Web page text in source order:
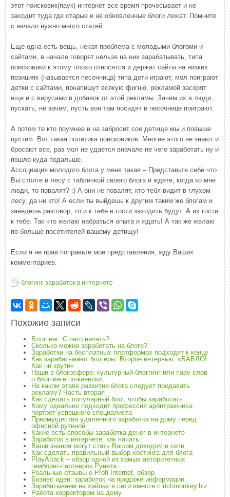
этот поисковик(паук) интернет все время прочесывает и не
заходит туда где старые и не обновленные блоги лежат. Помните
с начало нужно много статей.
Еще одна есть вещь, некая проблема с молодыми блогоми и
сайтами, в начале говорят нельзя на них зарабатывать, типа
поисковики к этому плохо относятся и держат сайты на низких
позициях (называется песочница) типа дети играют, мол поиграют
детки с сайтами, понапишут всякую фигню, рекламой засорят
еще и с вирусами в добавок от этой рекламы. Зачем их в люди
пускать, не зачем, пусть вон там посидят в песочнице поиграют.
А потом те кто поумнее и на забросит сое детище мы и повыше
пустим. Вот такая политика поисковиков. Многие этого не знают и
бросают все, раз мол не удается вначале не чего заработать ну и
пошло куда подальше.
Ассоциация молодого блога у меня такая – Представьте себе что
Вы стоите в лесу с табличкой своего блога и ждете, когда ко мне
люди, то повалят? :) А они не повалят, кто тебя видит в глухом
лесу, да ни кто! А если ты выйдешь к другим таким же блогам и
заведешь разговор, то и к тебе в гости заходить будут. А их гости
к тебе. Так что желаю набраться опыта и ждать! А так же желаю
по больше посетителей вашему детищу!
Если я не прав поправьте мои представления, жду Ваших
комментариев.
блогинг, заработок в интернете
Похожие записи
Блоггинг: С чего начать?
Сколько можно заработать на блоге?
Заработки на бесплатных платформах подходят к концу
Как зарабатывают блогеры: Второе интервью: «БАБЛО!
Как ни крути»
Наши в блогосфере: культурный блоггинг или пару слов
о блоггинге по-киевски
На каком этапе развития блога следует продавать
рекламу? Часть вторая
Как сделать популярный блог, чтобы заработать
Кому идеально подходит профессия арбитражника:
портрет успешного специалиста
Преимущества удаленного заработка на дому перед
офисной рутиной
Какие есть способы заработка денег в интернете
Заработок в интернете: как начать
Ваши знания могут стать Вашим доходом в сети
Как сделать правильный выбор хостинга для блога
PlayAttack – обзор одной из самых авторитетных
гемблинг-партнерок Рунета
Реальные отзывы о Profi Internet, обзор
Бизнес идеи: заработок на продаже информации
Зарабатываем на хайпах в сети вместе с richmonkey.biz
Работа корректором на дому